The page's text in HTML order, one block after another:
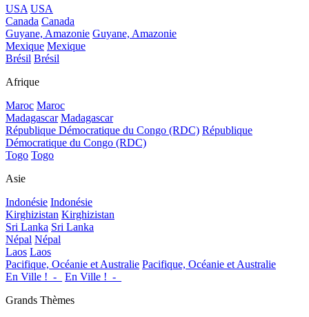
USA USA
Canada Canada
Guyane, Amazonie Guyane, Amazonie
Mexique Mexique
Brésil Brésil
Afrique
Maroc Maroc
Madagascar Madagascar
République Démocratique du Congo (RDC) République
Démocratique du Congo (RDC)
Togo Togo
Asie
Indonésie Indonésie
Kirghizistan Kirghizistan
Sri Lanka Sri Lanka
Népal Népal
Laos Laos
Pacifique, Océanie et Australie Pacifique, Océanie et Australie
En Ville !_-_
En Ville !_-_
Grands Thèmes